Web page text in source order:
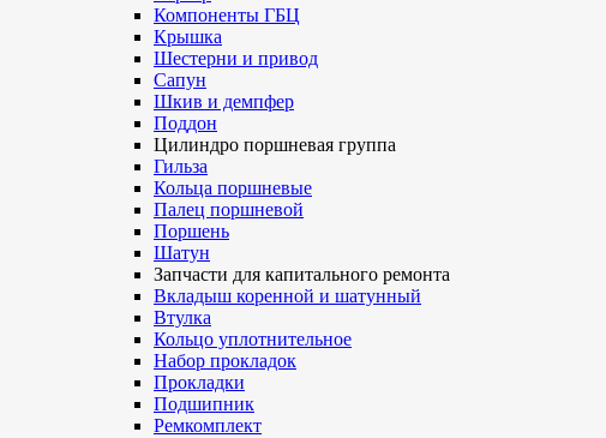
Компоненты ГБЦ
Крышка
Шестерни и привод
Сапун
Шкив и демпфер
Поддон
Цилиндро поршневая группа
Гильза
Кольца поршневые
Палец поршневой
Поршень
Шатун
Запчасти для капитального ремонта
Вкладыш коренной и шатунный
Втулка
Кольцо уплотнительное
Набор прокладок
Прокладки
Подшипник
Ремкомплект